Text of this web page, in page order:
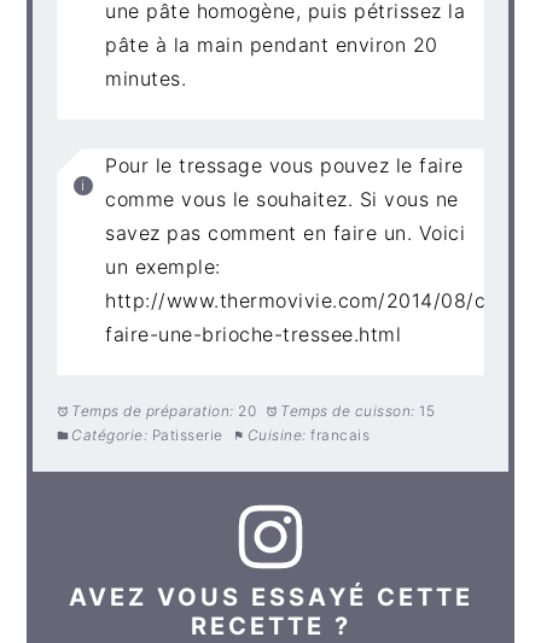
une pâte homogène, puis pétrissez la
pâte à la main pendant environ 20
minutes.
Pour le tressage vous pouvez le faire
comme vous le souhaitez. Si vous ne
savez pas comment en faire un. Voici
un exemple:
http://www.thermovivie.com/2014/08/
faire-une-brioche-tressee.html
Temps de préparation: 20 Temps de cuisson: 15
Catégorie: Patisserie Cuisine: francais
AVEZ VOUS ESSAYÉ CETTE
RECETTE ?